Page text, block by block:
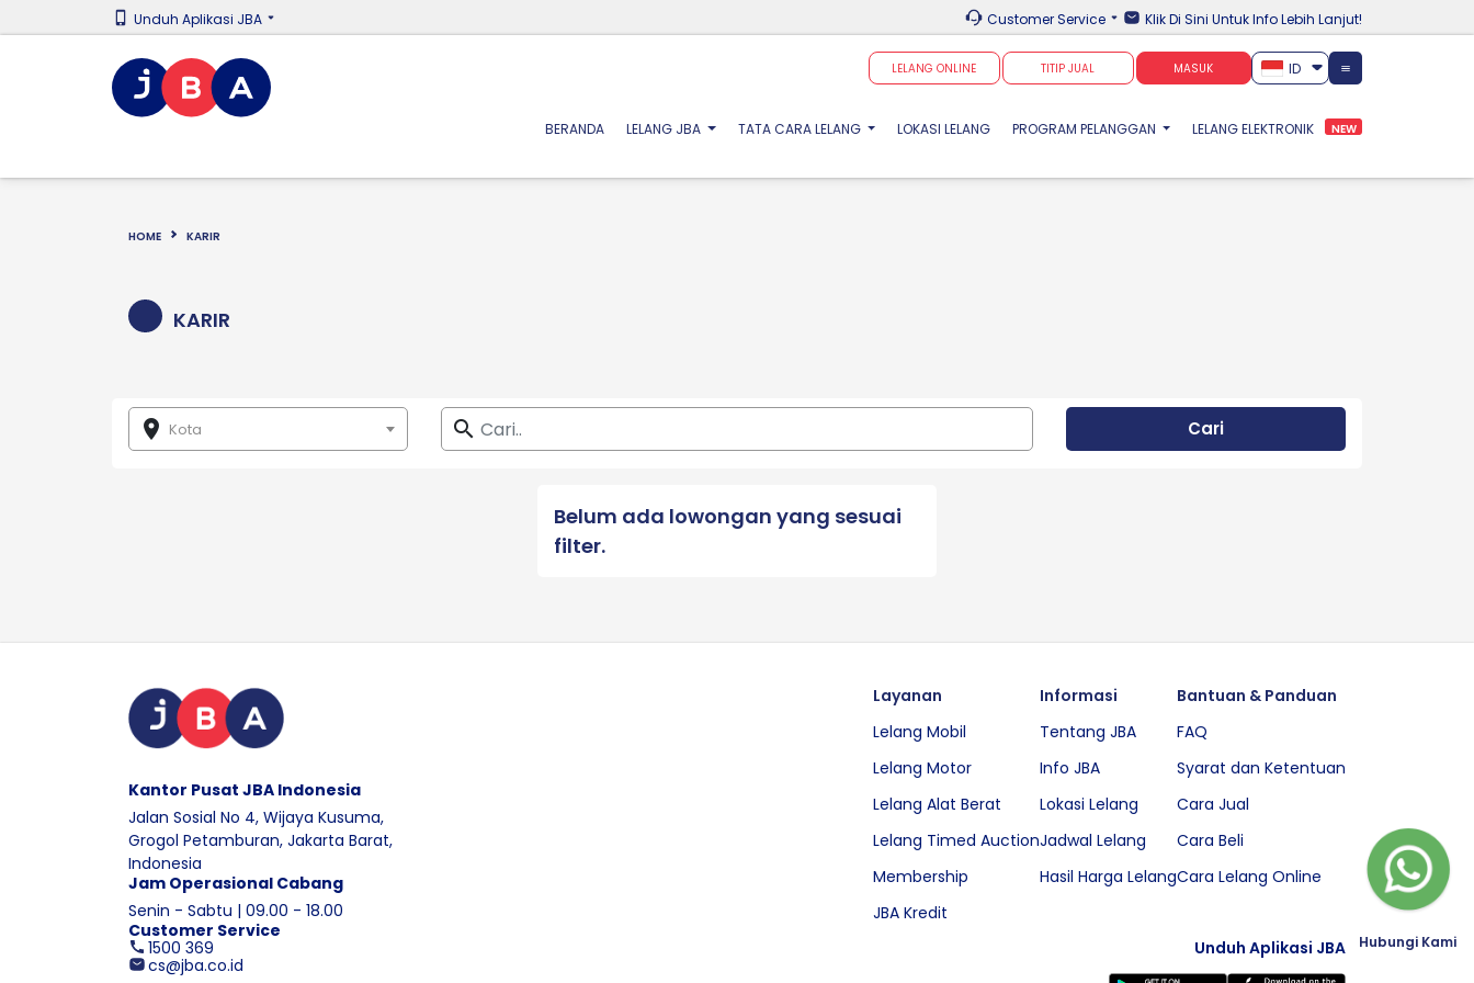
Unduh Aplikasi JBA Customer Service Klik Di Sini Untuk Info Lebih Lanjut!
LELANG ONLINE TITIP JUAL MASUK ID
BERANDA(CURRENT)
LELANG JBA TATA CARA LELANG LOKASI LELANG PROGRAM PELANGGAN LELANG ELEKTRONIK NEW
HOME KARIR
KARIR
room Kota search Cari
Belum ada lowongan yang sesuai
filter.
Kantor Pusat JBA Indonesia
Jalan Sosial No 4, Wijaya Kusuma,
Grogol Petamburan, Jakarta Barat,
Indonesia
Jam Operasional Cabang
Senin - Sabtu | 09.00 - 18.00
Customer Service
1500 369
cs@jba.co.id
Layanan
Lelang Mobil
Lelang Motor
Lelang Alat Berat
Lelang Timed Auction
Membership
JBA Kredit
Informasi
Tentang JBA
Info JBA
Lokasi Lelang
Jadwal Lelang
Hasil Harga Lelang
Bantuan & Panduan
FAQ
Syarat dan Ketentuan
Cara Jual
Cara Beli
Cara Lelang Online
Unduh Aplikasi JBA Hubungi Kami